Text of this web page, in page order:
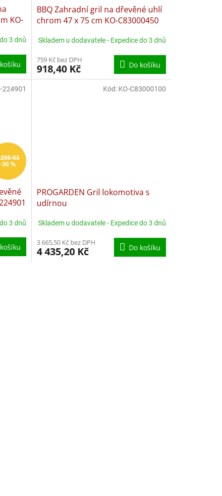
KO-
3 dnů
BBQ Zahradní gril na dřevěné uhlí
chrom 47 x 75 cm KO-C83000450
Skladem u dodavatele - Expedice do 3 dnů
759 Kč bez DPH
918,40 Kč Do košíku
Kč
%
3 dnů
224901
PROGARDEN Gril lokomotiva s
udírnou
Skladem u dodavatele - Expedice do 3 dnů
3 665,50 Kč bez DPH
4 435,20 Kč Do košíku
Kód: KO-C83000100